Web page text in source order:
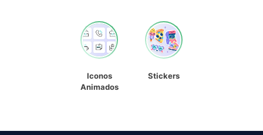
Iconos
Animados
Stickers